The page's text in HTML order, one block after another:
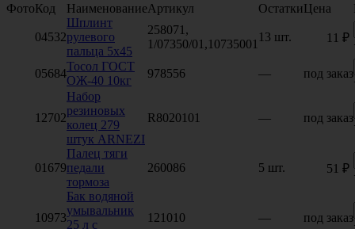
ФотоКод НаименованиеАртикул ОстаткиЦена
04532
Шплинт
рулевого
пальца 5х45
258071,
1/07350/01,10735001
13 шт. 11 ₽
05684
Тосол ГОСТ
ОЖ-40 10кг
978556 — под заказ
12702
Набор
резиновых
колец 279
штук ARNEZI
R8020101 — под заказ
01679
Палец тяги
педали
тормоза
260086 5 шт. 51 ₽
10973
Бак водяной
умывальник
25 л с
121010 — под заказ